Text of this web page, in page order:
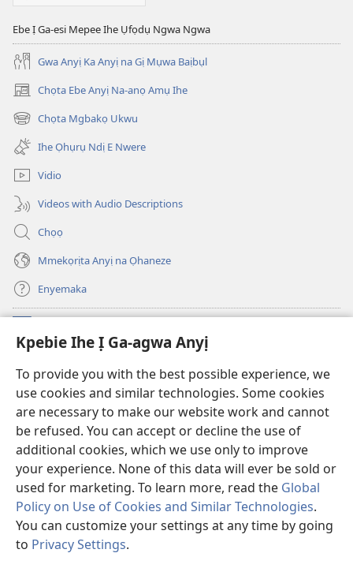
Kpebie Ihe Ị Ga-agwa Anyị
To provide you with the best possible experience, we
use cookies and similar technologies. Some cookies
are necessary to make our website work and cannot
be refused. You can accept or decline the use of
additional cookies, which we use only to improve
your experience. None of this data will ever be sold or
used for marketing. To learn more, read the Global
Policy on Use of Cookies and Similar Technologies.
You can customize your settings at any time by going
to Privacy Settings.
Ebe Ị Ga-esi Mepee Ihe Ụfọdụ Ngwa Ngwa
Gwa Anyị Ka Anyị na Gị Mụwa Baịbụl
Chọta Ebe Anyị Na-anọ Amụ Ihe
(ga-
emepere
gị
ebe
ọzọ
ị
anọ
gụọ
ya)
Chọta Mgbakọ Ukwu
(ga-
emepere
gị
ebe
ọzọ
ị
ga-
anọ
ya)
Ihe Ọhụrụ Ndị E Nwere
Vidio
Videos with Audio Descriptions
Chọọ
Mmekọrịta Anyị na Ọhaneze
Enyemaka
(ga-
emepere
ebe
ọzọ
ga-
anọ
gụọ
ya)
Ọ́bá Akwụkwọ Anyị NKE DỊ N’ỊNTANET™
(ga-
emepere
gị
ebe
ọzọ
ga-
anọ
gụọ
ya)
JW Hub
(ga-
emepere
gị
ọzọ
ga-
anọ
gụọ
ya)
Ọ́bá Akwụkwọ Watchtower
Copyright© 2026 Watch Tower Bible and Tract Society of Pennsylvania.
IHE NDỊ Ị GA-EME NA IHE NDỊ Ị NA-AGAGHỊ EME
GWARA ANYỊ MEE